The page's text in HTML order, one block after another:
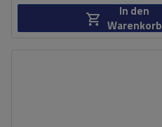
In den
Warenkorb